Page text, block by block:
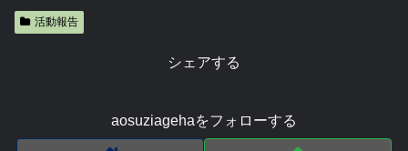
活動報告
シェアする
aosuziagehaをフォローする